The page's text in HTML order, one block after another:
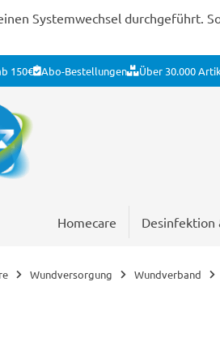
Systemwechsel durchgeführt.
150€ Abo-Bestellungen Über 30.000
Homecare Desinfektion
Wundversorgung Wundverband